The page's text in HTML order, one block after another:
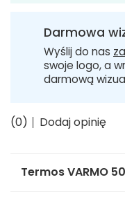
Darmowa
Wyślij do nas
swoje logo, a
darmową
(0) Dodaj opinię
Termos VARMO